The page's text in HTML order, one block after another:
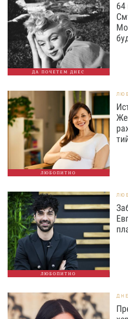
ДА ПОЧЕТЕМ ДНЕС
64
ЛЮБОПИТНО
ЛЮБОПИТНО